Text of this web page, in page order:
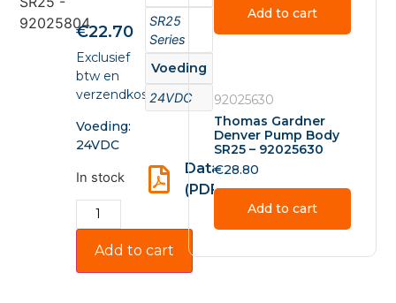
€22.70
Exclusief
btw en
verzendkosten.
Voeding:
24VDC
In stock
Add to cart
SR25
Series
Voeding
24VDC
Datasheet
(PDF)
Add to cart
92025630
Thomas Gardner
Denver Pump Body
SR25 – 92025630
€28.80
Add to cart